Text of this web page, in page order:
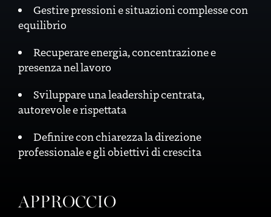
Gestire pressioni e situazioni complesse con
equilibrio
Recuperare energia, concentrazione e
presenza nel lavoro
Sviluppare una leadership centrata,
autorevole e rispettata
Definire con chiarezza la direzione
professionale e gli obiettivi di crescita
APPROCCIO